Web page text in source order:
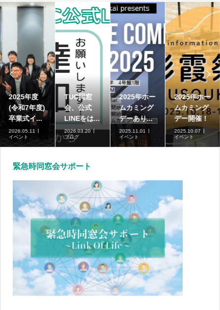

2025年度
(令和7年度)
卒業式イ...
2026.05.11
イベント
TUC同窓
会、公式
LINEをは...
2026.03.20
ブログ
2025年ホー
ムカミング
デーあり...
2025.11.01
イベント
2025年ホー
ムカミング
デー開催！
2025.10.07
イベント

緊急時同窓会サポート